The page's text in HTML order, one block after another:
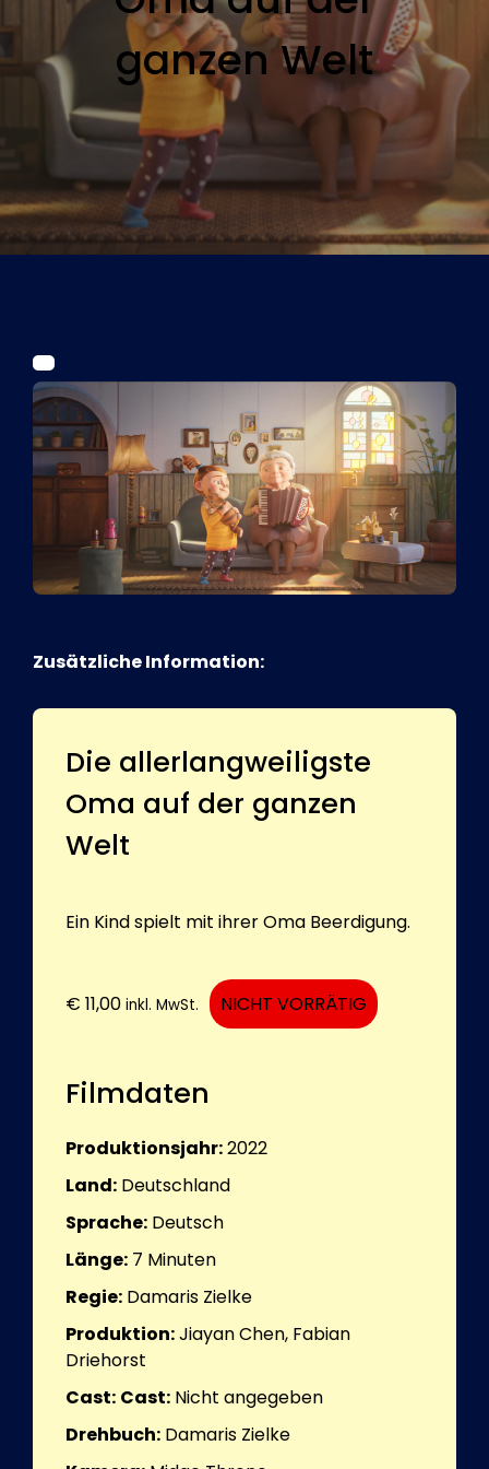
Tickets
Kurier Romy 2026ganzen Welt
Zusätzliche Information:
Die allerlangweiligste
Oma auf der ganzen
Welt
Ein Kind spielt mit ihrer Oma Beerdigung.
€ 11,00 inkl. MwSt. NICHT VORRÄTIG
Filmdaten
Produktionsjahr:2022
Land: Deutschland
Sprache: Deutsch
Länge: 7 Minuten
Regie: Damaris Zielke
Produktion:Jiayan Chen, Fabian
Driehorst
Cast: Cast: Nicht angegeben
Drehbuch: Damaris Zielke